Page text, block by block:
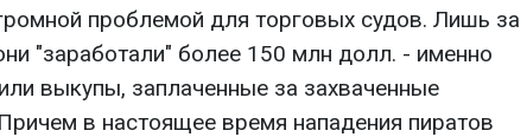
проблемой для торговых судов. Лишь за
"заработали" более 150 млн долл. - именно
выкупы, заплаченные за захваченные
в настоящее время нападения пиратов